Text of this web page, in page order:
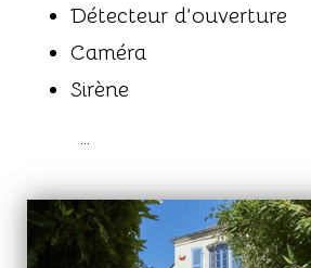
Détecteur d’ouverture
Caméra
Sirène
…